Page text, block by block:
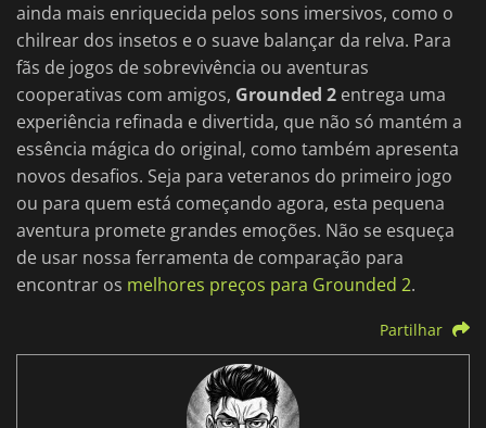
ainda mais enriquecida pelos sons imersivos, como o
chilrear dos insetos e o suave balançar da relva. Para
fãs de jogos de sobrevivência ou aventuras
cooperativas com amigos, Grounded 2 entrega uma
experiência refinada e divertida, que não só mantém a
essência mágica do original, como também apresenta
novos desafios. Seja para veteranos do primeiro jogo
ou para quem está começando agora, esta pequena
aventura promete grandes emoções. Não se esqueça
de usar nossa ferramenta de comparação para
encontrar os melhores preços para Grounded 2.
Partilhar